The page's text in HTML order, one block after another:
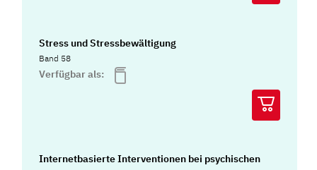
Stress und Stressbewältigung
Band 58
Verfügbar als:
Internetbasierte Interventionen bei psychischen